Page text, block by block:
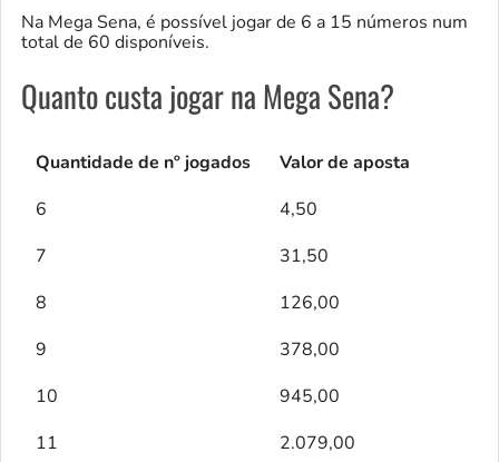
Na Mega Sena, é possível jogar de 6 a 15 números num
total de 60 disponíveis.
Quanto custa jogar na Mega Sena?
Quantidade de nº jogados
Valor de aposta
6
4,50
7
31,50
8
126,00
9
378,00
10
945,00
11
2.079,00